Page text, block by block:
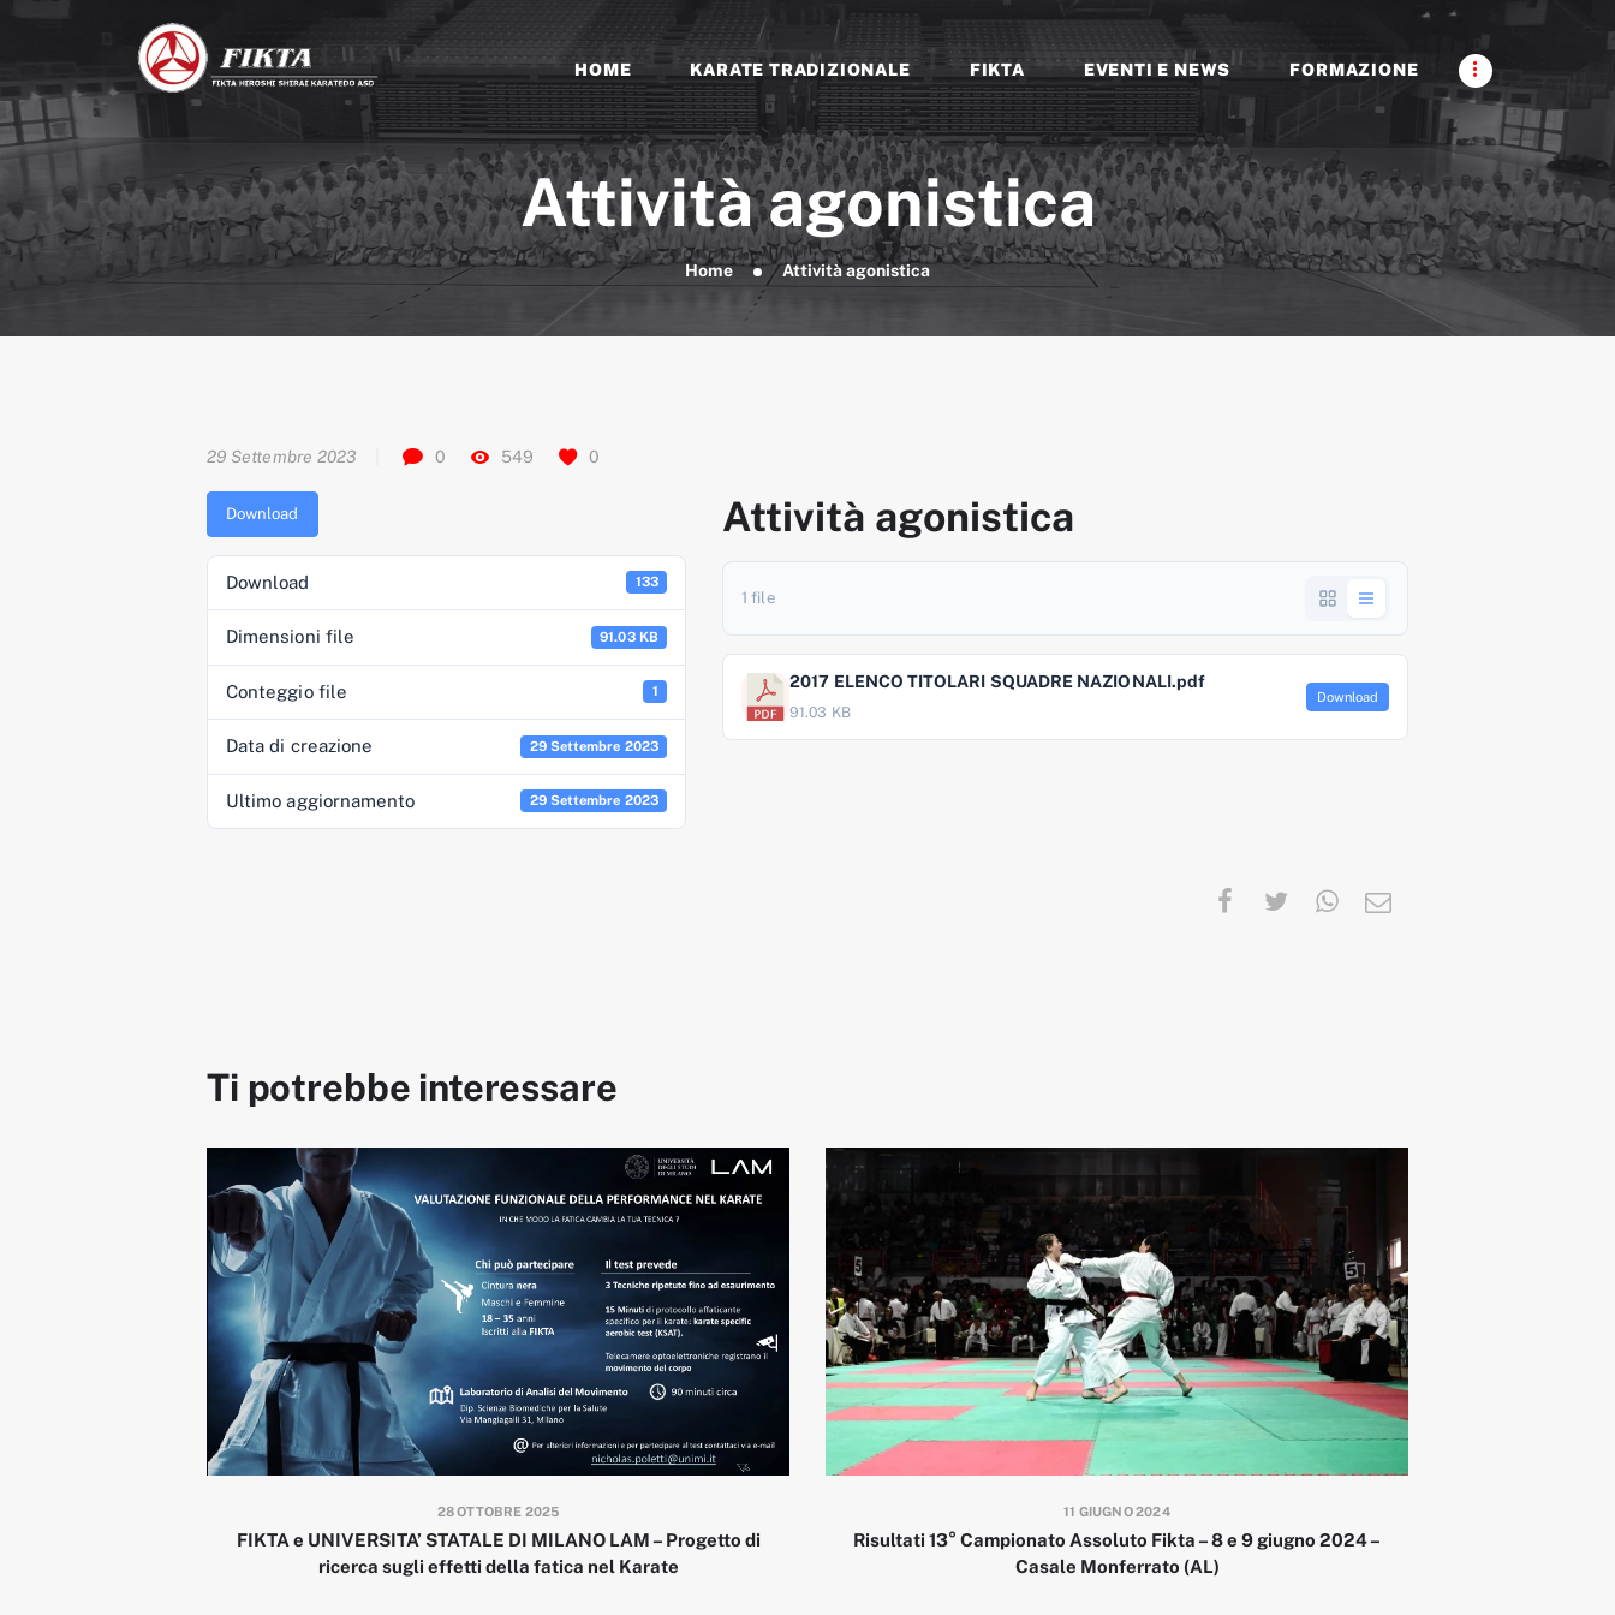
HOME KARATE TRADIZIONALE FIKTA EVENTI E NEWS FORMAZIONE
Attività agonistica
Home Attività agonistica
FIKTA
Associazione Sportiva Dilettantistica
EVENTI E NEWS
FORMAZIONE
DOCUMENTI
29 Settembre 2023 0 549 0
Download
Download 133
Dimensioni file 91.03 KB
Conteggio file 1
Data di creazione 29 Settembre 2023
Ultimo aggiornamento 29 Settembre 2023
Attività agonistica
1 file
2017 ELENCO TITOLARI SQUADRE NAZIONALI.pdf
91.03 KB
Download
Ti potrebbe interessare
28 OTTOBRE 2025
FIKTA e UNIVERSITA’ STATALE DI MILANO LAM – Progetto di
ricerca sugli effetti della fatica nel Karate
11 GIUGNO 2024
Risultati 13° Campionato Assoluto Fikta – 8 e 9 giugno 2024 –
Casale Monferrato (AL)